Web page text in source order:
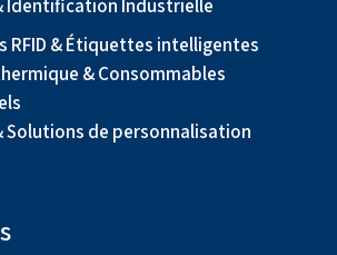
Identification Industrielle
RFID & Étiquettes intelligentes
& Consommables
Solutions de personnalisation